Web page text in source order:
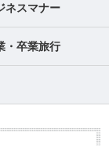
ネスマナー
・卒業旅行